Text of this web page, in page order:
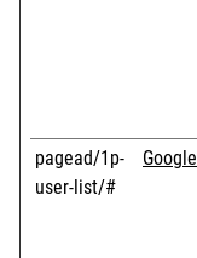
pagead/1p-
user-list/#
Google